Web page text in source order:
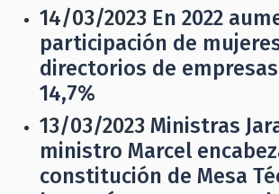
14/03/2023 En 2022
participación de
directorios de
14,7%
13/03/2023 Ministras
ministro Marcel
constitución de Mesa